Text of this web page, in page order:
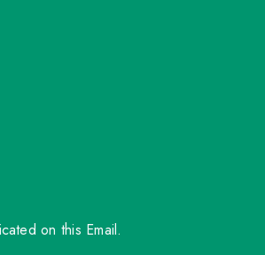
on this Email.